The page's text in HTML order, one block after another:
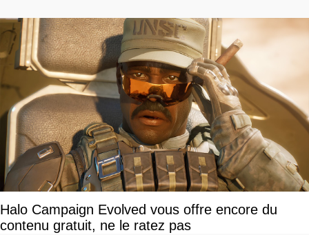
Halo Campaign Evolved vous offre encore du
contenu gratuit, ne le ratez pas